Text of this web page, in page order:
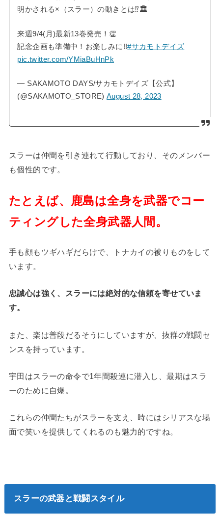
明かされる×（スラー）の動きとは⁉︎🏛️
来週9/4(月)最新13巻発売！👏
記念企画も準備中！お楽しみに!!#サカモトデイズ
pic.twitter.com/YMiaBuHnPk
— SAKAMOTO DAYS/サカモトデイズ【公式】
(@SAKAMOTO_STORE)August 28, 2023
スラーは仲間を引き連れて行動しており、そのメンバー
も個性的です。
たとえば、鹿島は全身を武器でコー
ティングした全身武器人間。
手も顔もツギハギだらけで、トナカイの被りものをして
います。
忠誠心は強く、スラーには絶対的な信頼を寄せていま
す。
また、楽は普段だるそうにしていますが、抜群の戦闘セ
ンスを持っています。
宇田はスラーの命令で1年間殺連に潜入し、最期はスラ
ーのために自爆。
これらの仲間たちがスラーを支え、時にはシリアスな場
面で笑いを提供してくれるのも魅力的ですね。
スラーの武器と戦闘スタイル